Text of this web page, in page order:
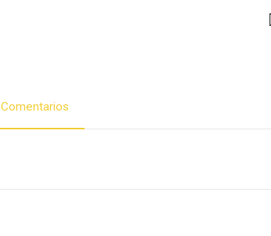
Comentarios